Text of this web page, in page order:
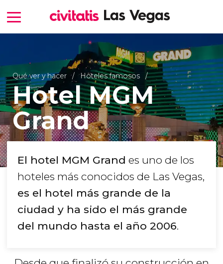
Qué ver y hacer Hoteles famosos
Hotel MGM
Grand
El hotel MGM Grand es uno de los
hoteles más conocidos de Las Vegas,
es el hotel más grande de la
ciudad y ha sido el más grande
del mundo hasta el año 2006.